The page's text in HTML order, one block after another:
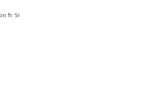
Si